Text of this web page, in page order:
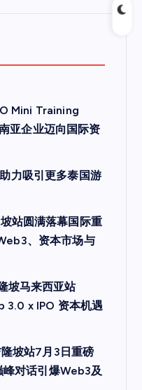
Mini Training
亚企业迈向国际资
力吸引更多泰国游
站圆满落幕国际重
、资本市场与
坡马来西亚站
3.0 x IPO 资本机遇
坡站7月3日重磅
对话引爆Web3及